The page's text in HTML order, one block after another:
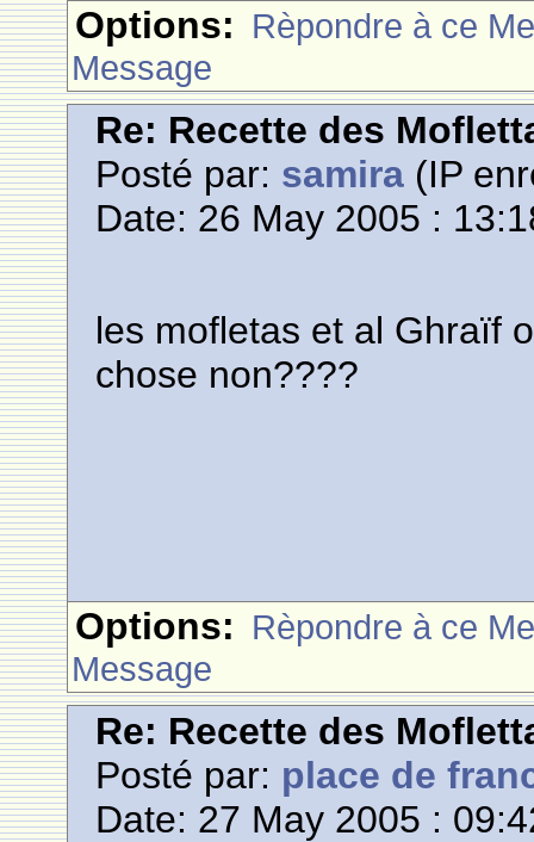
Options: Rèpondre à ce
Message
Re: Recette des
Posté par: samira (IP
Date: 26 May 2005 :
les mofletas et al Ghraïf
chose non????
Options: Rèpondre à ce
Message
Re: Recette des
Posté par: place de
Date: 27 May 2005 :